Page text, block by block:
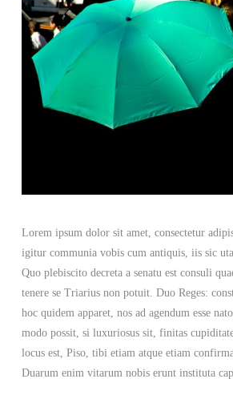
Lorem ipsum dolor sit amet, consectetur
igitur communia vobis cum antiquis, iis sic
Quo plebiscito decreta a senatu est consuli
tenere se Triarius non potuit. Duo Reges:
hoc quidem apparet, nos ad agendum esse
modo possit, si luxuriosus sit, finitas
locus est, Piso, tibi etiam atque etiam
Duarum enim vitarum nobis erunt instituta